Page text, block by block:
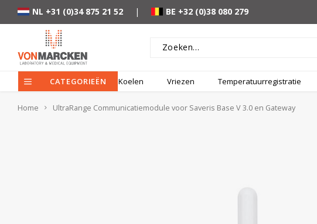
NL +31 (0)34 875 21 52 | BE +32 (0)38 080 279
CATEGORIEËN Koelen Vriezen Temperatuurregistratie
Home UltraRange Communicatiemodule voor Saveris Base V 3.0 en Gateway